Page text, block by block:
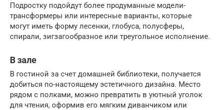
Подростку подойдут более продуманные модели-
трансформеры или интересные варианты, которые
могут иметь форму лесенки, глобуса, полусферы,
спирали, зигзагообразное или треугольное исполнение.
В зале
В гостиной за счет домашней библиотеки, получается
добиться по-настоящему эстетичного дизайна. Место
рядом с полками, можно превратить в уютный уголок
для чтения, оформив его мягким диванчиком или